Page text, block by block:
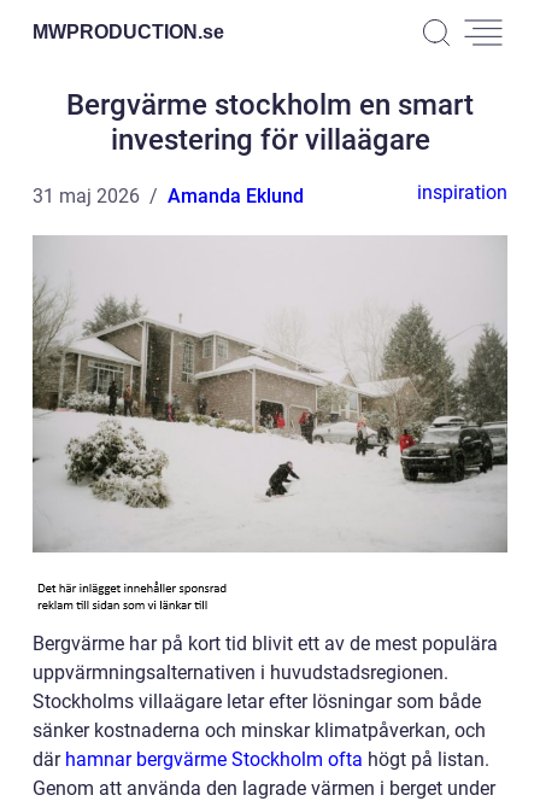
MWPRODUCTION.se
Bergvärme stockholm en smart
investering för villaägare
31 maj 2026 Amanda Eklund inspiration
Bergvärme har på kort tid blivit ett av de mest populära
uppvärmningsalternativen i huvudstadsregionen.
Stockholms villaägare letar efter lösningar som både
sänker kostnaderna och minskar klimatpåverkan, och
där hamnar bergvärme Stockholm ofta högt på listan.
Genom att använda den lagrade värmen i berget under